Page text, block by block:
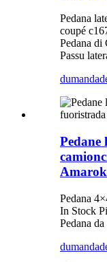
Pedana
coupé
Pedana di
Passu
dumanda
Pedane
Pedana
In Stock
Pedana
dumanda